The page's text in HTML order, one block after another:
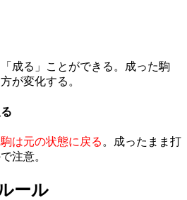
成る」ことができる。成った駒
が変化する。
駒は元の状態に戻る 。成ったまま打
注意。
ール